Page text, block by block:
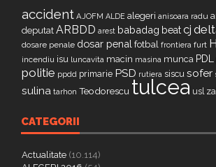
accident AJOFM ALDE alegeri anisoara radu
deputat ARBDD arest babadag beatcj
dosare penale dosar penal fotbal frontiera furt
incendiu isu luncavita macin masina munca PDL
politie ppdd primarie PSD rutiera siscu sofer
sulina tarhon Teodorescu tulcea usl
CATEGORII
Actualitate (10.114)